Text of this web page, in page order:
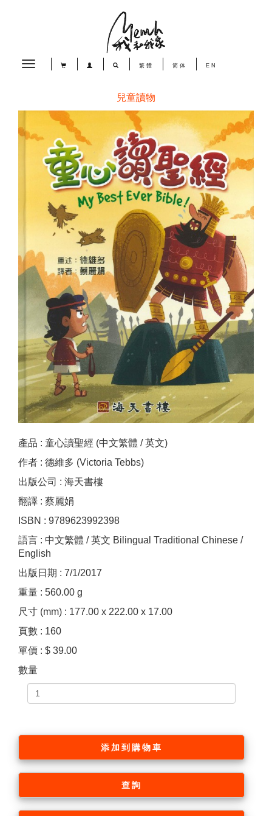
Toggle
繁體 简体 EN
兒童讀物
產品 : 童心讀聖經 (中文繁體 / 英文)
作者 : 德維多 (Victoria Tebbs)
出版公司 : 海天書樓
翻譯 : 蔡麗娟
ISBN : 9789623992398
語言 : 中文繁體 / 英文 Bilingual Traditional Chinese /
English
出版日期 : 7/1/2017
重量 : 560.00 g
尺寸 (mm) : 177.00 x 222.00 x 17.00
頁數 : 160
單價 : $ 39.00
數量
添加到購物車
查詢